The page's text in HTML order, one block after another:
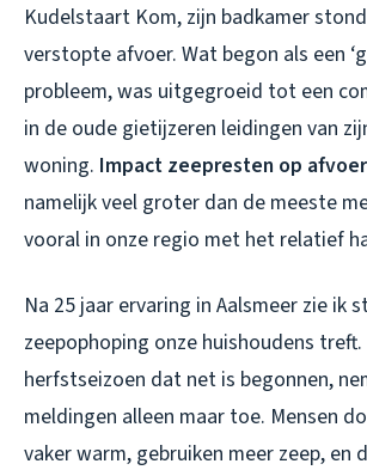
Kudelstaart Kom, zijn badkamer
verstopte afvoer. Wat begon als een
probleem, was uitgegroeid tot een
in de oude gietijzeren leidingen van
woning. Impact zeepresten op
namelijk veel groter dan de meeste
vooral in onze regio met het relatief
Na 25 jaar ervaring in Aalsmeer zie ik
zeepophoping onze huishoudens
herfstseizoen dat net is begonnen,
meldingen alleen maar toe. Mensen
vaker warm, gebruiken meer zeep, en